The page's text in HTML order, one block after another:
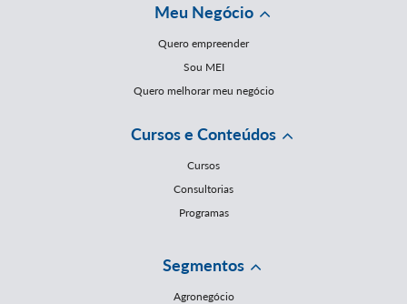
Meu Negócio
Quero empreender
Sou MEI
Quero melhorar meu negócio
Cursos e Conteúdos
Cursos
Consultorias
Programas
Segmentos
Agronegócio